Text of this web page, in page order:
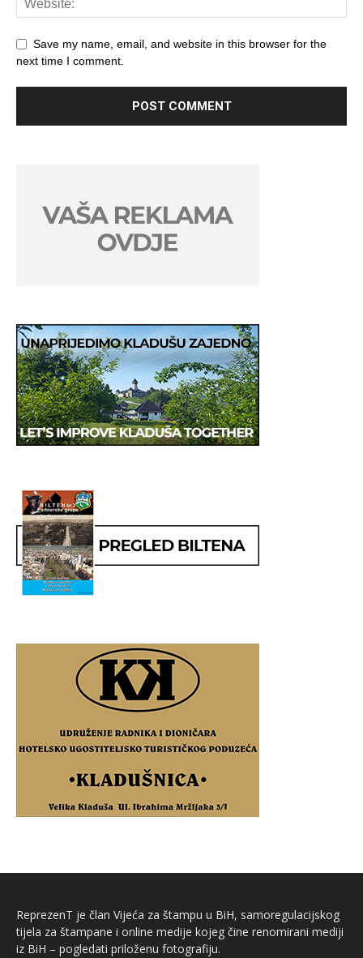
Save my name, email, and website in this browser for the
next time I comment.
ReprezenT je član Vijeća za štampu u BiH, samoregulacijskog
tijela za štampane i online medije kojeg čine renomirani mediji
iz BiH – pogledati priloženu fotografiju.